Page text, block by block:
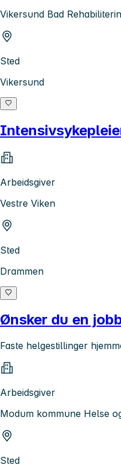
Vikersund Bad
Sted
Vikersund
Arbeidsgiver
Vestre Viken
Sted
Drammen
Ønsker du en
Faste helgestillinger
Arbeidsgiver
Modum kommune Helse
Sted